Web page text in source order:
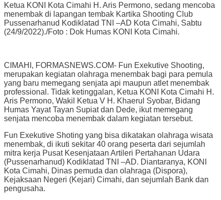
Ketua KONI Kota Cimahi H. Aris Permono, sedang mencoba
menembak di lapangan tembak Kartika Shooting Club
Pussenarhanud Kodiklatad TNI –AD Kota Cimahi, Sabtu
(24/9/2022)./Foto : Dok Humas KONI Kota Cimahi.
CIMAHI, FORMASNEWS.COM- Fun Exekutive Shooting,
merupakan kegiatan olahraga menembak bagi para pemula
yang baru memegang senjata api maupun atlet menembak
professional. Tidak ketinggalan, Ketua KONI Kota Cimahi H.
Aris Permono, Wakil Ketua V H. Khaerul Syobar, Bidang
Humas Yayat Tayan Supiat dan Dede, ikut memegang
senjata mencoba menembak dalam kegiatan tersebut.
Fun Exekutive Shoting yang bisa dikatakan olahraga wisata
menembak, di ikuti sekitar 40 orang peserta dari sejumlah
mitra kerja Pusat Kesenjataan Artileri Pertahanan Udara
(Pussenarhanud) Kodiklatad TNI –AD. Diantaranya, KONI
Kota Cimahi, Dinas pemuda dan olahraga (Dispora),
Kejaksaan Negeri (Kejari) Cimahi, dan sejumlah Bank dan
pengusaha.